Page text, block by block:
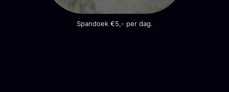
Spandoek €5,- per dag.